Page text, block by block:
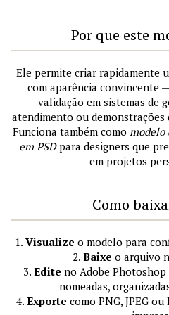
Por que este
Ele permite criar rapidamente
com aparência convincente
validação em sistemas de
atendimento ou demonstrações
Funciona também como
em PSDpara designers que
em projetos
Como
1. Visualize o modelo para
2. Baixe o arquivo
3. Edite no Adobe Photoshop
nomeadas,
4. Exporte como PNG, JPEG